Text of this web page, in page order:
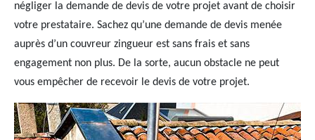
négliger la demande de devis de votre projet avant de choisir
votre prestataire. Sachez qu’une demande de devis menée
auprès d’un couvreur zingueur est sans frais et sans
engagement non plus. De la sorte, aucun obstacle ne peut
vous empêcher de recevoir le devis de votre projet.